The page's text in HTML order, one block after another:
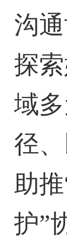
沟通
探
域
径
助
护”